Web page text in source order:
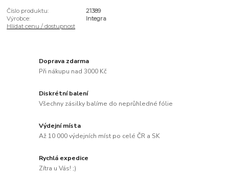
Číslo produktu:
21389
Výrobce:
Integra
Hlídat cenu / dostupnost
Doprava zdarma
Při nákupu nad 3000 Kč
Diskrétní balení
Všechny zásilky balíme do neprůhledné fólie
Výdejní místa
Až 10 000 výdejních míst po celé ČR a SK
Rychlá expedice
Zítra u Vás! ;)